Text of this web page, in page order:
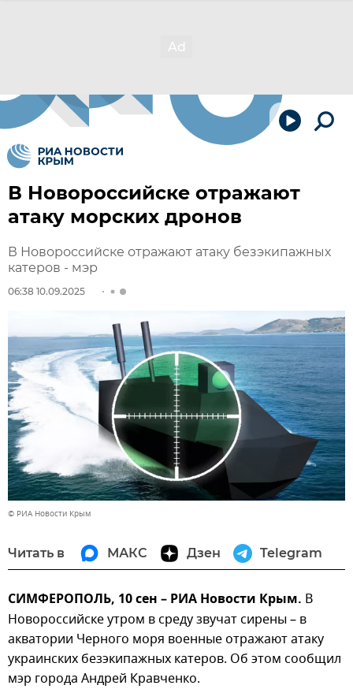
В Новороссийске отражают
атаку морских дронов
В Новороссийске отражают атаку безэкипажных
катеров - мэр
06:38 10.09.2025
© РИА Новости Крым
Читать в МАКС Дзен Telegram
СИМФЕРОПОЛЬ, 10 сен – РИА Новости Крым. В
Новороссийске утром в среду звучат сирены – в
акватории Черного моря военные отражают атаку
украинских безэкипажных катеров. Об этом сообщил
мэр города Андрей Кравченко.